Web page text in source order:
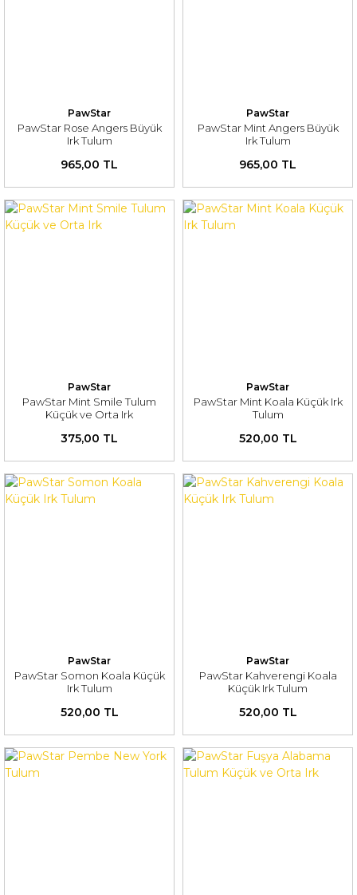
PawStar
PawStar Rose Angers Büyük
Irk Tulum
965,00 TL
PawStar
PawStar Mint Angers Büyük
Irk Tulum
965,00 TL
PawStar
PawStar Mint Smile Tulum
Küçük ve Orta Irk
375,00 TL
PawStar
PawStar Mint Koala Küçük Irk
Tulum
520,00 TL
PawStar
PawStar Somon Koala Küçük
Irk Tulum
520,00 TL
PawStar
PawStar Kahverengi Koala
Küçük Irk Tulum
520,00 TL